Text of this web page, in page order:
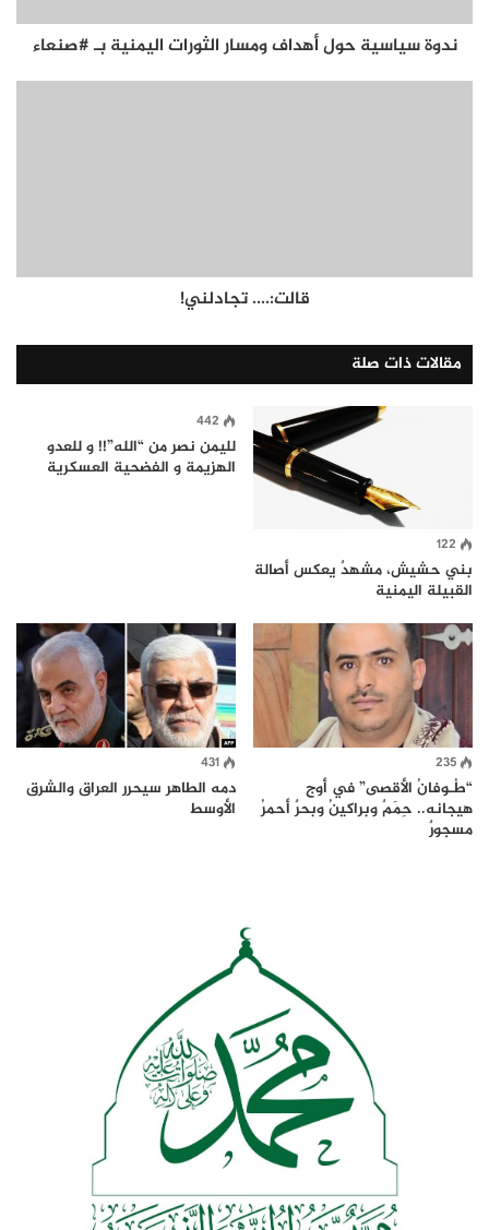
ندوة سياسية حول أهداف ومسار الثورات اليمنية بـ #صنعاء
قالت:.... تجادلني!
مقالات ذات صلة
122
بني حشيش، مشهدٌ يعكس أصالة
القبيلة اليمنية
442
لليمن نصر من “الله”!! و للعدو
الهزيمة و الفضحية العسكرية
235
“طُـوفانُ الأقصى” في أوج
هيجانه.. حِمَمٌ وبراكينُ وبحرٌ أحمرُ
مسجورٌ
431
دمه الطاهر سيحرر العراق والشرق
الأوسط